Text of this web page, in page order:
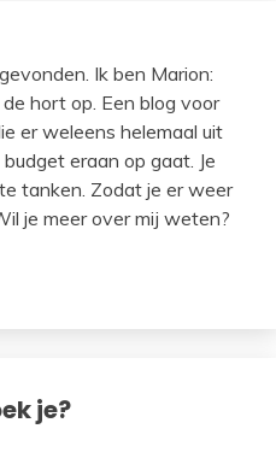
Ik ben Marion:
hort op. Een blog voor
er weleens helemaal uit
eraan op gaat. Je
tanken. Zodat je er weer
je meer over mij weten?
je?